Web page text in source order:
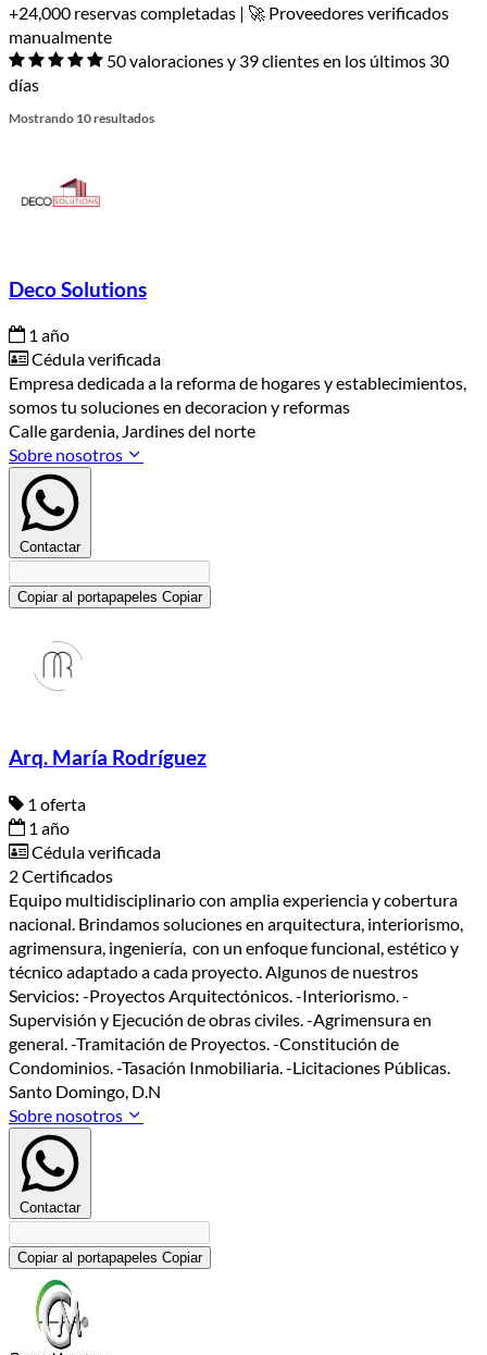
+24,000 reservas completadas | 🚀 Proveedores verificados
manualmente
50 valoraciones y 39 clientes en los últimos 30
días
Mostrando 10 resultados
Deco Solutions
1 año
Cédula verificada
Empresa dedicada a la reforma de hogares y establecimientos,
somos tu soluciones en decoracion y reformas
Calle gardenia, Jardines del norte
Sobre nosotros
Contactar
Copiar al portapapeles Copiar
Arq. María Rodríguez
1 oferta
1 año
Cédula verificada
2 Certificados
Equipo multidisciplinario con amplia experiencia y cobertura
nacional. Brindamos soluciones en arquitectura, interiorismo,
agrimensura, ingeniería, con un enfoque funcional, estético y
técnico adaptado a cada proyecto. Algunos de nuestros
Servicios: -Proyectos Arquitectónicos. -Interiorismo. -
Supervisión y Ejecución de obras civiles. -Agrimensura en
general. -Tramitación de Proyectos. -Constitución de
Condominios. -Tasación Inmobiliaria. -Licitaciones Públicas.
Santo Domingo, D.N
Sobre nosotros
Contactar
Copiar al portapapeles Copiar